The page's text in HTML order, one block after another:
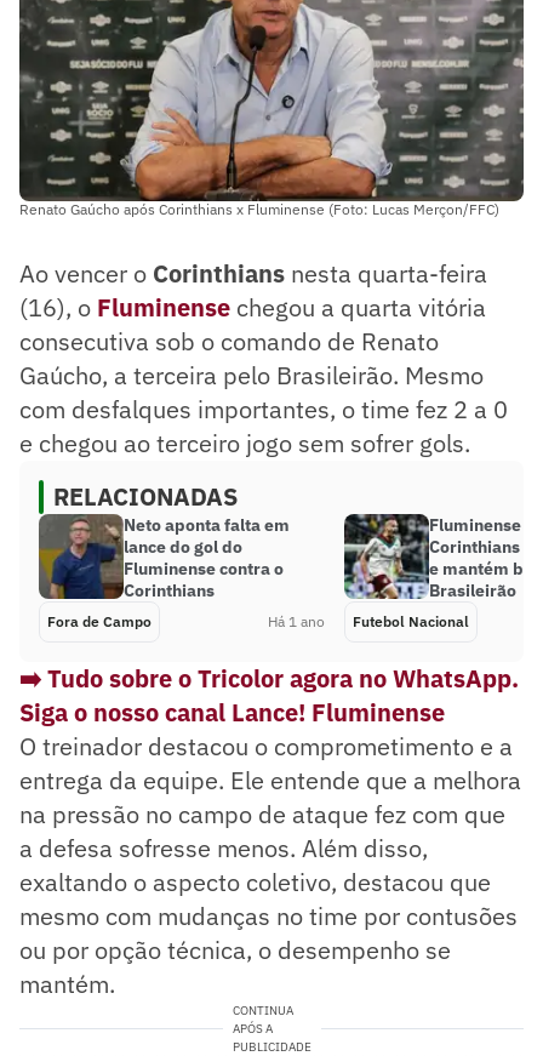
Renato Gaúcho após Corinthians x Fluminense (Foto: Lucas Merçon/FFC)
Ao vencer o Corinthians nesta quarta-feira
(16), o Fluminense chegou a quarta vitória
consecutiva sob o comando de Renato
Gaúcho, a terceira pelo Brasileirão. Mesmo
com desfalques importantes, o time fez 2 a 0
e chegou ao terceiro jogo sem sofrer gols.
RELACIONADAS
Neto aponta falta em
lance do gol do
Fluminense contra o
Corinthians
Fora de Campo Há 1 ano
Fluminense
Corinthians
e mantém
Brasileirão
Futebol Nacional
➡️ Tudo sobre o Tricolor agora no WhatsApp.
Siga o nosso canal Lance! Fluminense
O treinador destacou o comprometimento e a
entrega da equipe. Ele entende que a melhora
na pressão no campo de ataque fez com que
a defesa sofresse menos. Além disso,
exaltando o aspecto coletivo, destacou que
mesmo com mudanças no time por contusões
ou por opção técnica, o desempenho se
mantém.
CONTINUA
APÓS A
PUBLICIDADE